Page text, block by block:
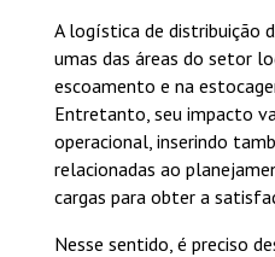
A logística de distribuição
umas das áreas do setor
escoamento e na
Entretanto, seu impacto
operacional, inserindo
relacionadas ao
cargas para obter a
Nesse sentido, é preciso